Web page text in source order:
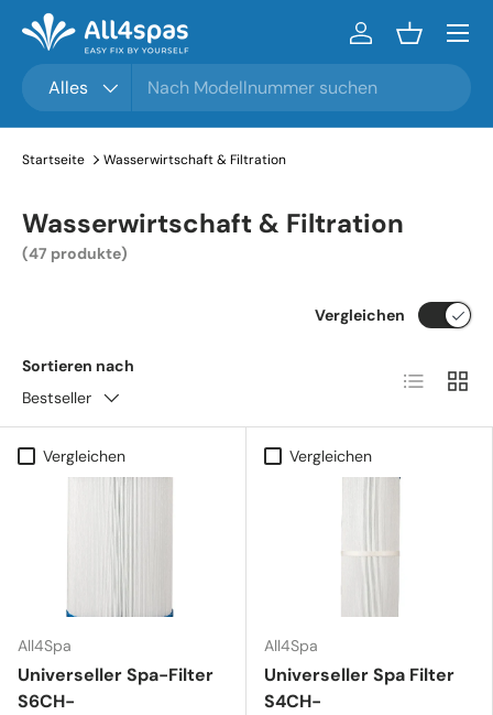
Zum Inhalt gehen
Alles
Einloggen
Menü
Startseite Wasserwirtschaft & Filtration
Wasserwirtschaft & Filtration
(47 produkte)
Sortieren nach
Bestseller
Vergleichen
Vergleichen
All4Spa
Universeller Spa-Filter
S6CH-
Vergleichen
All4Spa
Universeller Spa Filter
S4CH-